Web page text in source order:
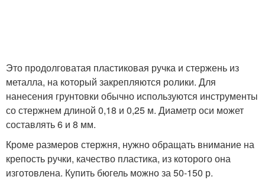
Это продолговатая пластиковая ручка и стержень из
металла, на который закрепляются ролики. Для
нанесения грунтовки обычно используются инструменты
со стержнем длиной 0,18 и 0,25 м. Диаметр оси может
составлять 6 и 8 мм.
Кроме размеров стержня, нужно обращать внимание на
крепость ручки, качество пластика, из которого она
изготовлена. Купить бюгель можно за 50-150 р.